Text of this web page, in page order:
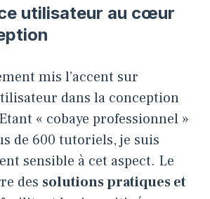
utilisateur au cœur
mis l’accent sur
dans la conception
« cobaye professionnel »
de 600 tutoriels, je suis
sensible à cet aspect. Le
des solutions pratiques et